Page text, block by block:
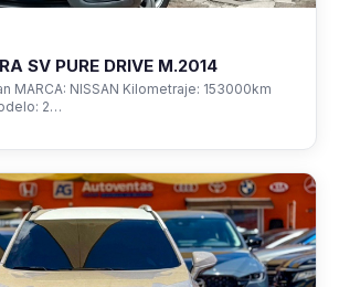
SV PURE DRIVE M.2014
MARCA: NISSAN Kilometraje: 153000km
2…